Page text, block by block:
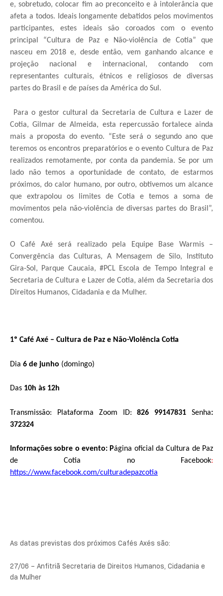
e, sobretudo, colocar fim ao preconceito e à intolerância que
afeta a todos. Ideais longamente debatidos pelos movimentos
participantes, estes ideais são coroados com o evento
principal “Cultura de Paz e Não-violência de Cotia” que
nasceu em 2018 e, desde então, vem ganhando alcance e
projeção nacional e internacional, contando com
representantes culturais, étnicos e religiosos de diversas
partes do Brasil e de países da América do Sul.
Para o gestor cultural da Secretaria de Cultura e Lazer de
Cotia, Gilmar de Almeida, esta repercussão fortalece ainda
mais a proposta do evento. “Este será o segundo ano que
teremos os encontros preparatórios e o evento Cultura de Paz
realizados remotamente, por conta da pandemia. Se por um
lado não temos a oportunidade de contato, de estarmos
próximos, do calor humano, por outro, obtivemos um alcance
que extrapolou os limites de Cotia e temos a soma de
movimentos pela não-violência de diversas partes do Brasil”,
comentou.
O Café Axé será realizado pela Equipe Base Warmis –
Convergência das Culturas, A Mensagem de Silo, Instituto
Gira-Sol, Parque Caucaia, #PCL Escola de Tempo Integral e
Secretaria de Cultura e Lazer de Cotia, além da Secretaria dos
Direitos Humanos, Cidadania e da Mulher.
1º Café Axé – Cultura de Paz e Não-Violência Cotia
Dia 6 de junho (domingo)
Das 10h às 12h
Transmissão: Plataforma Zoom ID:826 99147831Senha:
372324
Informações sobre o evento: Página oficial da Cultura de Paz
de Cotia no Facebook:
https://www.facebook.com/culturadepazcotia
As datas previstas dos próximos Cafés Axés são:
27/06 – Anfitriã Secretaria de Direitos Humanos, Cidadania e
da Mulher